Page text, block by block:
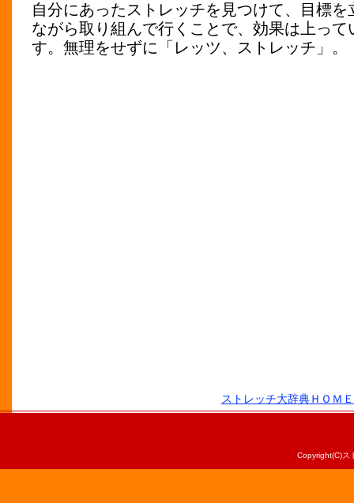
自分にあったストレッチを見つけて、目標を
ながら取り組んで行くことで、効果は上って
す。無理をせずに「レッツ、ストレッチ」。
ストレッチ大辞典ＨＯＭＥ
Copyright(C)ス